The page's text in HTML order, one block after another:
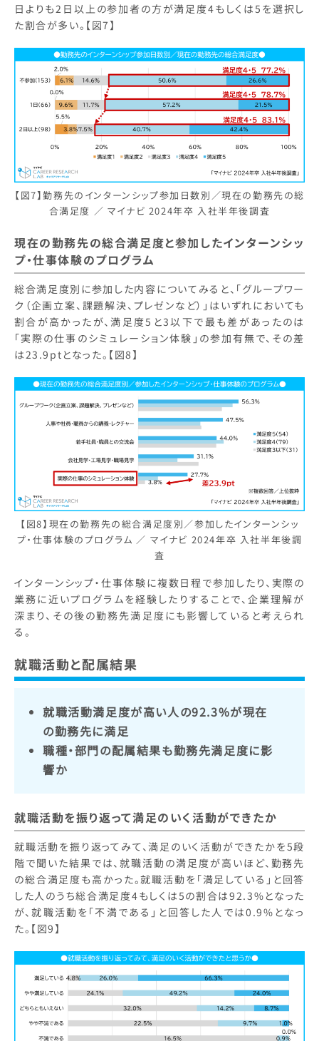
日よりも2日以上の参加者の方が満足度4もしくは5を選択し
た割合が多い。【図7】
【図7】勤務先のインターンシップ参加日数別／現在の勤務先の総
合満足度 ／ マイナビ 2024年卒 入社半年後調査
現在の勤務先の総合満足度と参加したインターンシッ
プ・仕事体験のプログラム
総合満足度別に参加した内容についてみると、「グループワー
ク（企画立案、課題解決、プレゼンなど）」はいずれにおいても
割合が高かったが、満足度5と3以下で最も差があったのは
「実際の仕事のシミュレーション体験」の参加有無で、その差
は23.9ptとなった。【図8】
【図8】現在の勤務先の総合満足度別／参加したインターンシッ
プ・仕事体験のプログラム ／ マイナビ 2024年卒 入社半年後調
査
インターンシップ・仕事体験に複数日程で参加したり、実際の
業務に近いプログラムを経験したりすることで、企業理解が
深まり、その後の勤務先満足度にも影響していると考えられ
る。
就職活動と配属結果
就職活動満足度が高い人の92.3%が現在
の勤務先に満足
職種・部門の配属結果も勤務先満足度に影
響か
就職活動を振り返って満足のいく活動ができたか
就職活動を振り返ってみて、満足のいく活動ができたかを5段
階で聞いた結果では、就職活動の満足度が高いほど、勤務先
の総合満足度も高かった。就職活動を「満足している」と回答
した人のうち総合満足度4もしくは5の割合は92.3%となった
が、就職活動を「不満である」と回答した人では0.9%となっ
た。【図9】